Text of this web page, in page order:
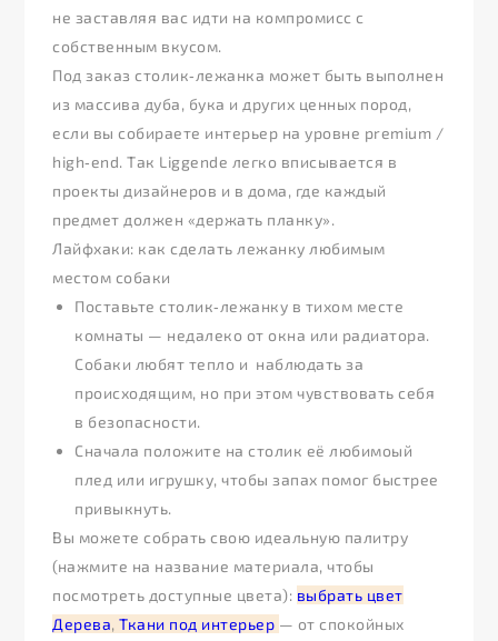
не заставляя вас идти на компромисс с
собственным вкусом.
Под заказ столик‑лежанка может быть выполнен
из массива дуба, бука и других ценных пород,
если вы собираете интерьер на уровне premium /
high‑end. Так Liggende легко вписывается в
проекты дизайнеров и в дома, где каждый
предмет должен «держать планку».
Лайфхаки: как сделать лежанку любимым
местом собаки
Поставьте столик‑лежанку в тихом месте
комнаты — недалеко от окна или радиатора.
Собаки любят тепло и наблюдать за
происходящим, но при этом чувствовать себя
в безопасности.
Сначала положите на столик её любимоый
плед или игрушку, чтобы запах помог быстрее
привыкнуть.
Вы можете собрать свою идеальную палитру
(нажмите на название материала, чтобы
посмотреть доступные цвета): выбрать цвет
Дерева,Ткани под интерьер — от спокойных